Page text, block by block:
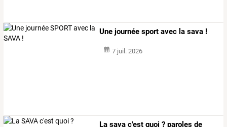
Une journée sport avec la sava !
7 juil. 2026
La sava c'est quoi ? paroles de